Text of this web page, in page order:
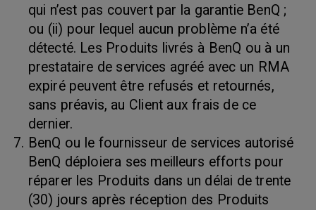
qui n’est pas couvert par la garantie BenQ ;
ou (ii) pour lequel aucun problème n’a été
détecté. Les Produits livrés à BenQ ou à un
prestataire de services agréé avec un RMA
expiré peuvent être refusés et retournés,
sans préavis, au Client aux frais de ce
dernier.
BenQ ou le fournisseur de services autorisé
BenQ déploiera ses meilleurs efforts pour
réparer les Produits dans un délai de trente
(30) jours après réception des Produits